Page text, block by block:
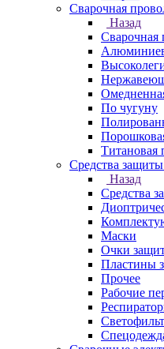
Сварочная
Назад
Сварочная
По чугуну
Титановая
Средства защиты
Назад
Средства
Маски
Очки
Пластины
Прочее
Рабочие